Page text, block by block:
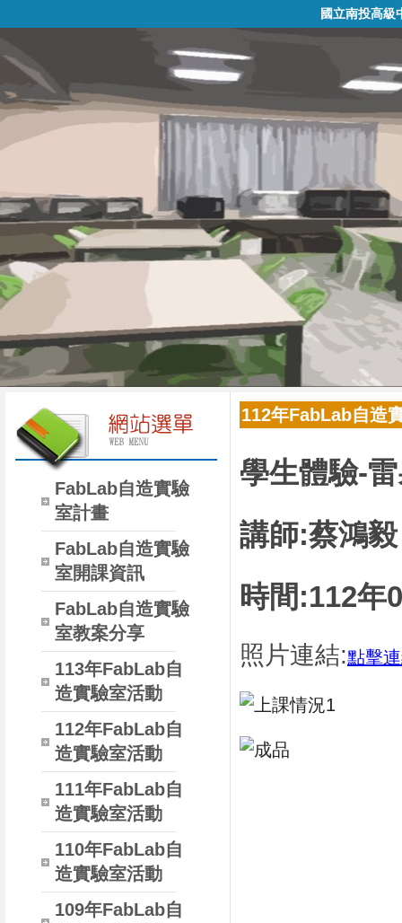
國立南投高級
FabLab自造實驗
室計畫
FabLab自造實驗
室開課資訊
FabLab自造實驗
室教案分享
113年FabLab自
造實驗室活動
112年FabLab自
造實驗室活動
111年FabLab自
造實驗室活動
110年FabLab自
造實驗室活動
109年FabLab自
112年FabLab自造
學生體驗-
講師:蔡鴻
時間:112年
照片連結:點擊